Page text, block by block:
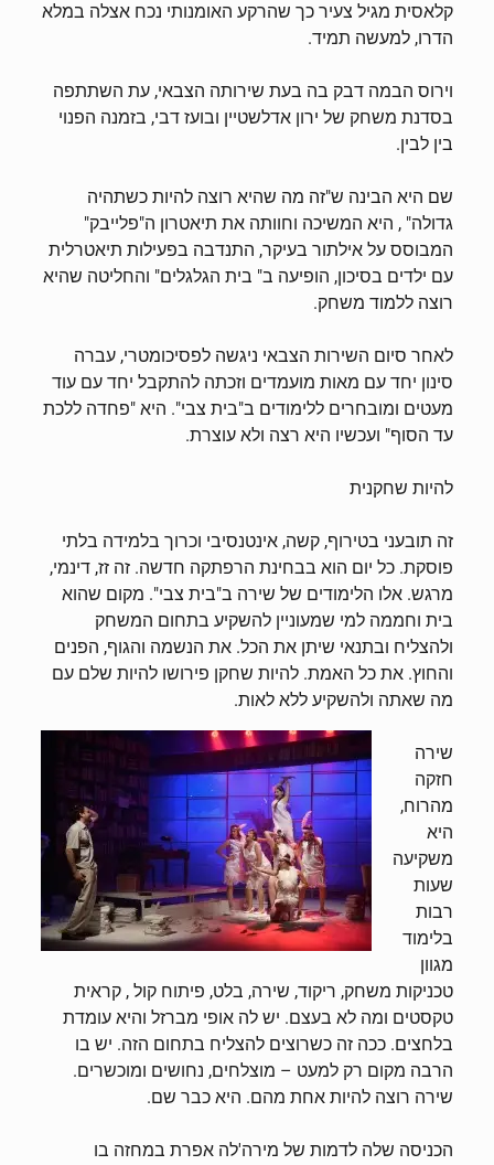
קלאסית מגיל צעיר כך שהרקע האומנותי נכח אצלה במלא
הדרו, למעשה תמיד.
וירוס הבמה דבק בה בעת שירותה הצבאי, עת השתתפה
בסדנת משחק של ירון אדלשטיין ובועז דבי, בזמנה הפנוי
בין לבין.
שם היא הבינה ש"זה מה שהיא רוצה להיות כשתהיה
גדולה" , היא המשיכה וחוותה את תיאטרון ה"פלייבק"
המבוסס על אילתור בעיקר, התנדבה בפעילות תיאטרלית
עם ילדים בסיכון, הופיעה ב" בית הגלגלים" והחליטה שהיא
רוצה ללמוד משחק.
לאחר סיום השירות הצבאי ניגשה לפסיכומטרי, עברה
סינון יחד עם מאות מועמדים וזכתה להתקבל יחד עם עוד
מעטים ומובחרים ללימודים ב"בית צבי". היא "פחדה ללכת
עד הסוף" ועכשיו היא רצה ולא עוצרת.
להיות שחקנית
זה תובעני בטירוף, קשה, אינטנסיבי וכרוך בלמידה בלתי
פוסקת. כל יום הוא בבחינת הרפתקה חדשה. זה זז, דינמי,
מרגש. אלו הלימודים של שירה ב"בית צבי". מקום שהוא
בית וחממה למי שמעוניין להשקיע בתחום המשחק
ולהצליח ובתנאי שיתן את הכל. את הנשמה והגוף, הפנים
והחוץ. את כל האמת. להיות שחקן פירושו להיות שלם עם
מה שאתה ולהשקיע ללא לאות.
שירה
חזקה
מהרוח,
היא
משקיעה
שעות
רבות
בלימוד
מגוון
טכניקות משחק, ריקוד, שירה, בלט, פיתוח קול , קראית
טקסטים ומה לא בעצם. יש לה אופי מברזל והיא עומדת
בלחצים. ככה זה כשרוצים להצליח בתחום הזה. יש בו
הרבה מקום רק למעט – מוצלחים, נחושים ומוכשרים.
שירה רוצה להיות אחת מהם. היא כבר שם.
הכניסה שלה לדמות של מירה'לה אפרת במחזה בו